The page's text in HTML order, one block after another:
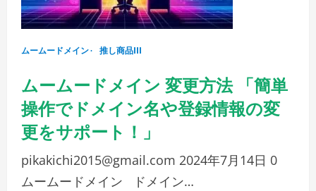
ー
ド
メ
ン
心
の
ド
メ
イ
ン
管
ムームードメイン 推し商品III
ムームードメイン 変更方法 「簡単
操作でドメイン名や登録情報の変
更をサポート！」
pikakichi2015@gmail.com 2024年7月14日 0
ムームードメイン ドメイン…